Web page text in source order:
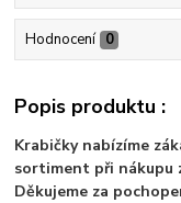
Hodnocení 0
Popis produktu :
Krabičky nabízíme
sortiment při nákupu
Děkujeme za